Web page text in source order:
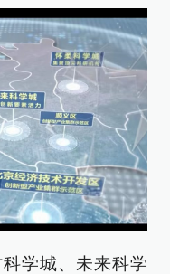
学城、未来科学